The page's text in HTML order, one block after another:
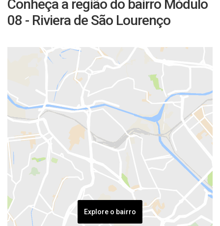
Conheça a região do bairro Módulo
08 - Riviera de São Lourenço
Explore o bairro